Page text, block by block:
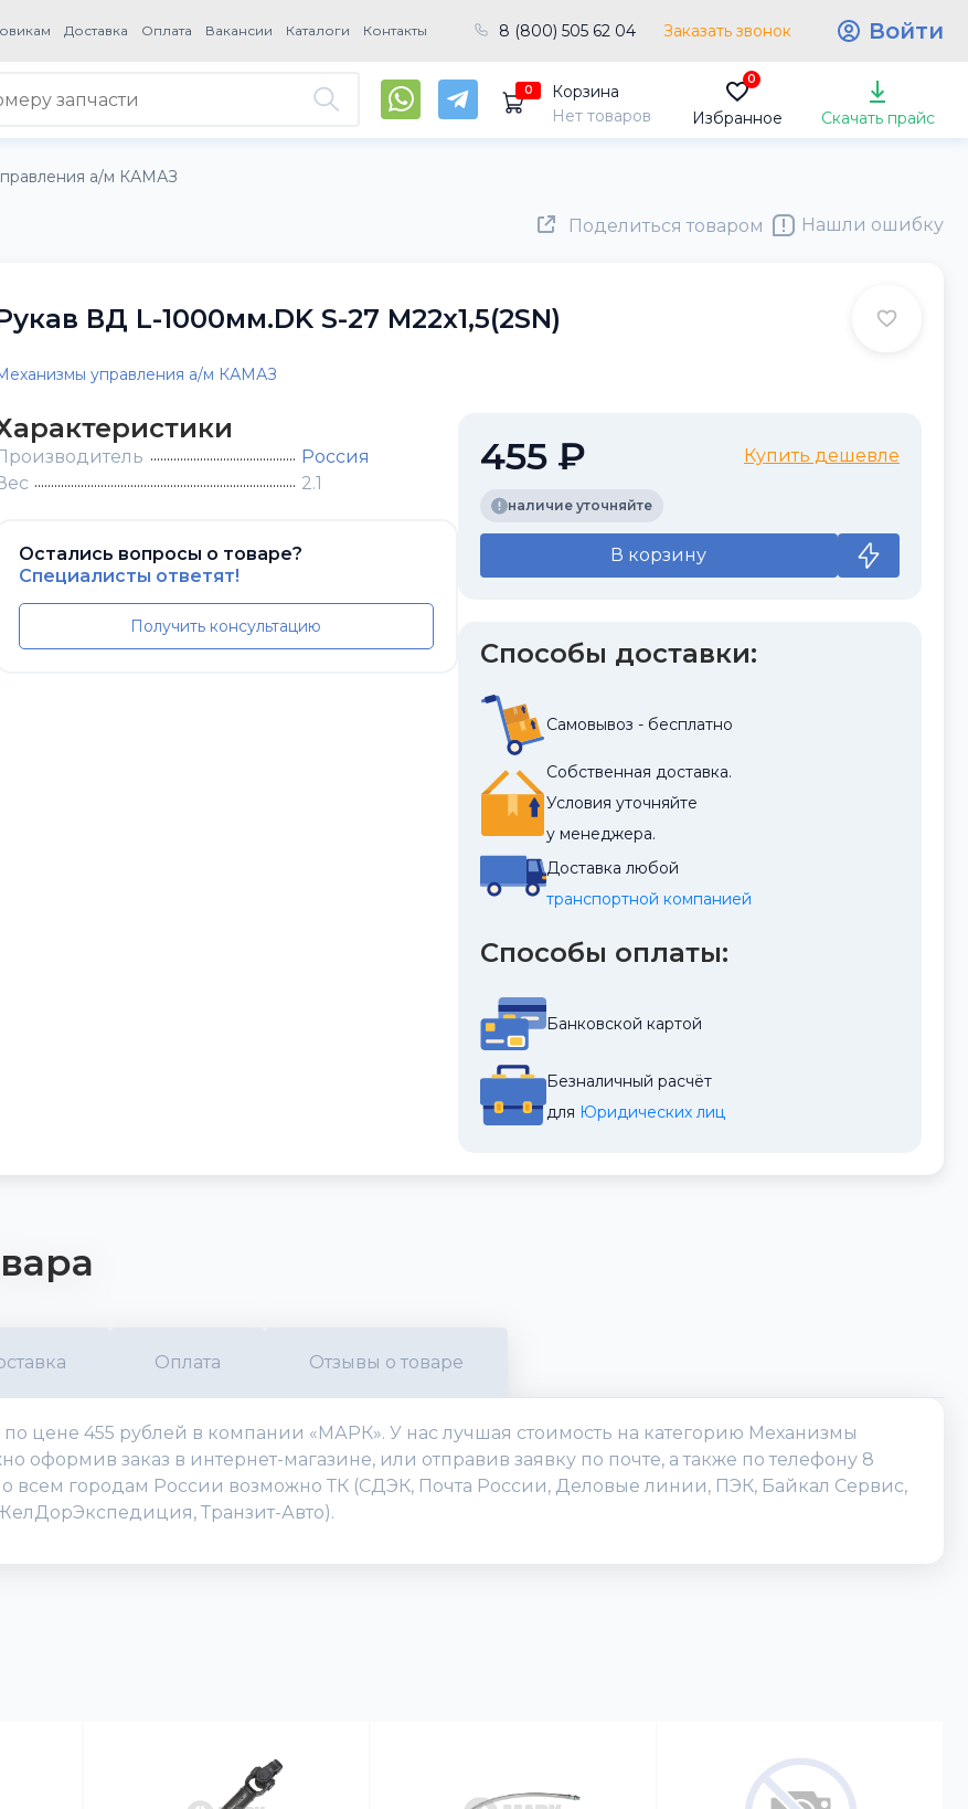
Доставка Оплата Вакансии Каталоги Контакты 8 (800) 505 62 04 Заказать звонок Войти
0
Корзина
Нет товаров
0
Избранное Скачать прайс
а/м КАМАЗ
Поделиться товаром Нашли ошибку
ВД L-1000мм.DK S-27 М22х1,5(2SN)
управления а/м КАМАЗ
Россия
2.1
Остались вопросы о товаре?
Специалисты ответят!
Получить консультацию
455 ₽ Купить дешевле
наличие уточняйте
В корзину
Способы доставки:
Самовывоз - бесплатно
Собственная доставка.
Условия уточняйте
у менеджера.
Доставка любой
транспортной компанией
Способы оплаты:
Банковской картой
Безналичный расчёт
для Юридических лиц
Оплата Отзывы о товаре
по цене 455 рублей в компании «МАРК». У нас лучшая стоимость на категорию Механизмы
заказ в интернет-магазине, или отправив заявку по почте, а также по телефону 8
всем городам России возможно ТК (СДЭК, Почта России, Деловые линии, ПЭК, Байкал Сервис,
Транзит-Авто).